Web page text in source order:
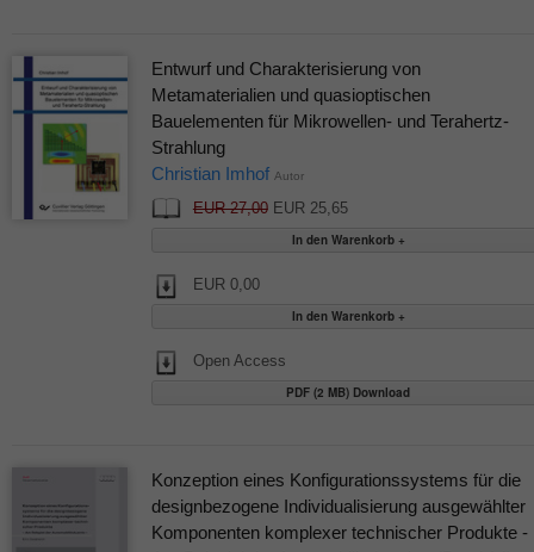
Entwurf und Charakterisierung von
Metamaterialien und quasioptischen
Bauelementen für Mikrowellen- und Terahertz-
Strahlung
Christian Imhof Autor
EUR 27,00EUR 25,65
EUR 0,00
Open Access
PDF (2 MB) Download
Konzeption eines Konfigurationssystems für die
designbezogene Individualisierung ausgewählter
Komponenten komplexer technischer Produkte -